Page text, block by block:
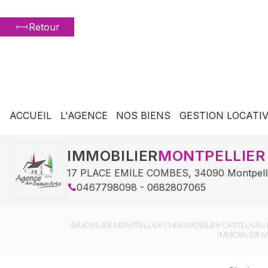
Retour
ACCUEIL L'AGENCE NOS BIENS GESTION
IMMOBILIERMONTPELLIER
17 PLACE EMILE COMBES, 34090
0467798098 - 0682807065
IMMOBILIER MONTPELLIER (34)IMMOBILIER CASTELNAU
IMMOBILIER